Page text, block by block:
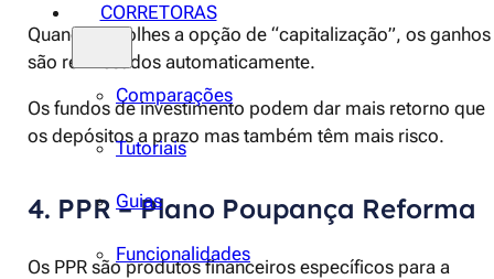
CORRETORAS
Comparações
Tutoriais
Guias
Funcionalidades
Quando escolhes a opção de “capitalização”, os ganhos
são reinvestidos automaticamente.
Os fundos de investimento podem dar mais retorno que
os depósitos a prazo mas também têm mais risco.
4. PPR – Plano Poupança Reforma
Os PPR são produtos financeiros específicos para a